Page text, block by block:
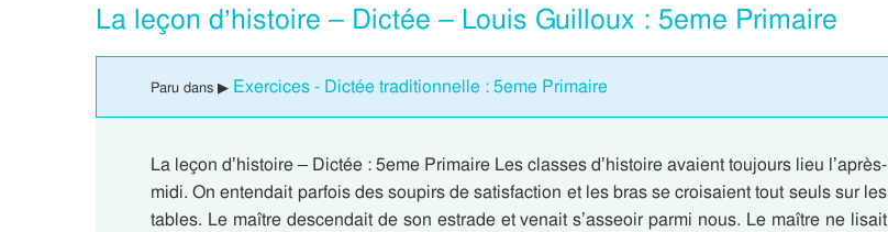
La leçon d’histoire – Dictée – Louis Guilloux : 5eme Primaire
Paru dans ▶ Exercices - Dictée traditionnelle : 5eme Primaire
La leçon d’histoire – Dictée : 5eme Primaire Les classes d’histoire avaient toujours lieu l’après-
midi. On entendait parfois des soupirs de satisfaction et les bras se croisaient tout seuls sur les
tables. Le maître descendait de son estrade et venait s’asseoir parmi nous. Le maître ne lisait